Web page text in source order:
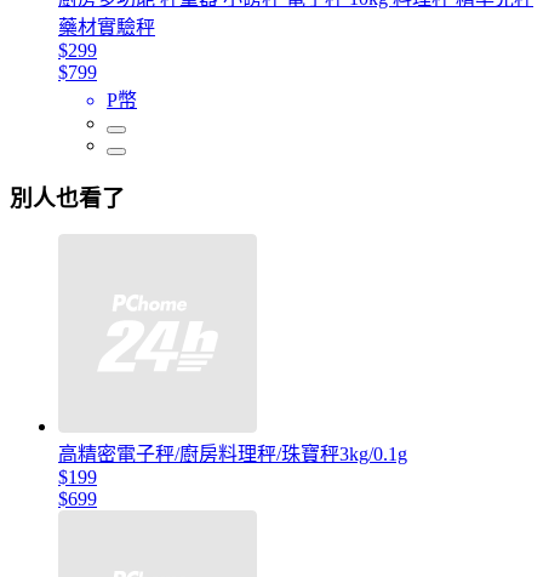
藥材實驗秤
$299
$799
P幣
別人也看了
高精密電子秤/廚房料理秤/珠寶秤3kg/0.1g
$199
$699